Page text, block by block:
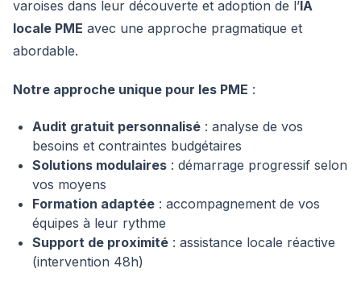
varoises dans leur découverte et adoption de l’IA
locale PME avec une approche pragmatique et
abordable.
Notre approche unique pour les PME :
Audit gratuit personnalisé : analyse de vos
besoins et contraintes budgétaires
Solutions modulaires : démarrage progressif selon
vos moyens
Formation adaptée : accompagnement de vos
équipes à leur rythme
Support de proximité : assistance locale réactive
(intervention 48h)